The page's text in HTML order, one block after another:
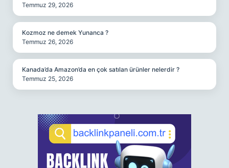
Temmuz 29, 2026
Kozmoz ne demek Yunanca ?
Temmuz 26, 2026
Kanada’da Amazon’da en çok satılan ürünler nelerdir ?
Temmuz 25, 2026